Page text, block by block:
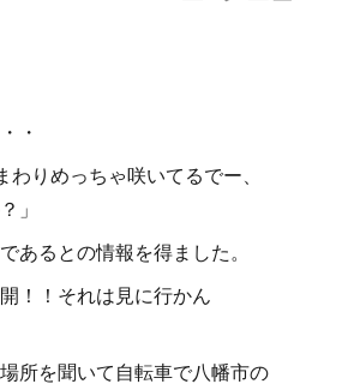
・
わりめっちゃ咲いてるでー、
」
あるとの情報を得ました。
！！それは見に行かん
所を聞いて自転車で八幡市の